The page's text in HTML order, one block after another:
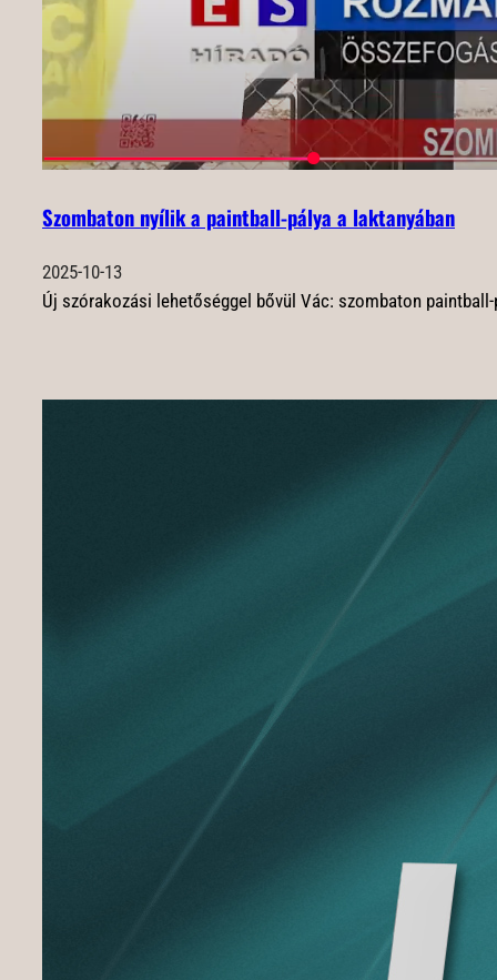
Szombaton nyílik a paintball-pálya a laktanyában
2025-10-13
Új szórakozási lehetőséggel bővül Vác: szombaton